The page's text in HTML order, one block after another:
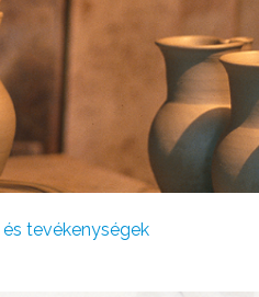
tevékenységek